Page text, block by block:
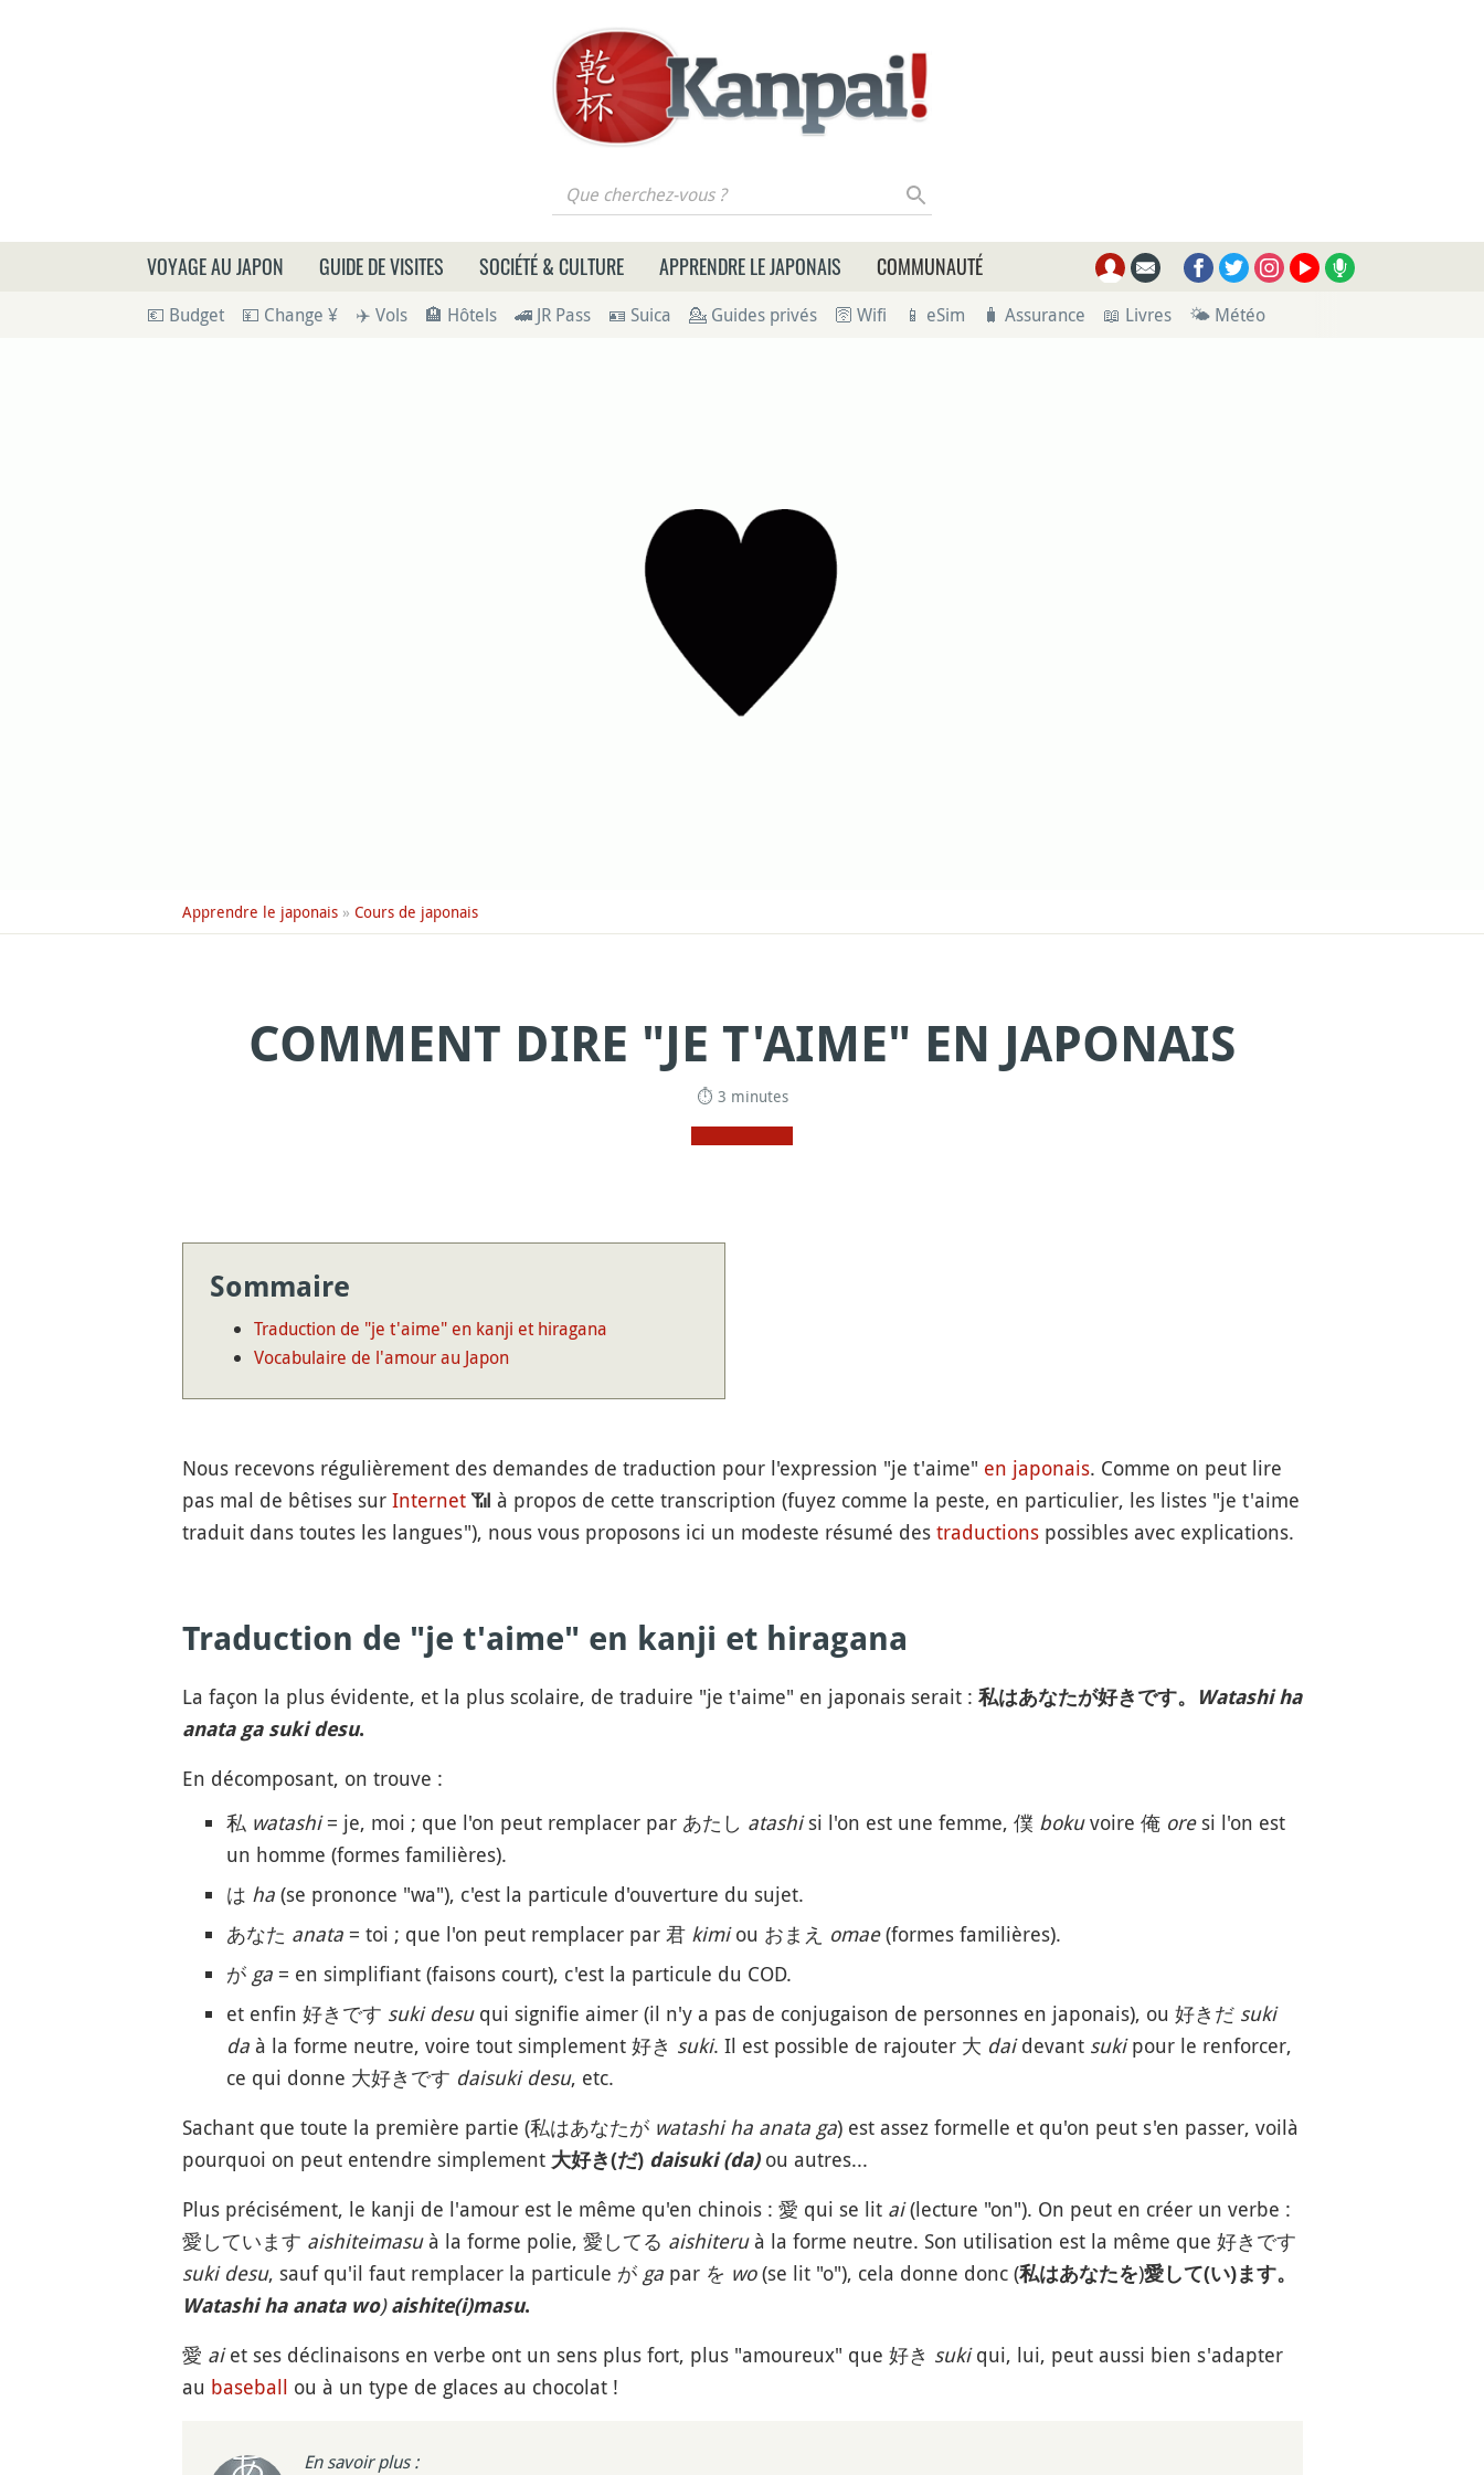
Que cherchez-vous ?
VOYAGE AU JAPON GUIDE DE VISITES SOCIÉTÉ & CULTURE APPRENDRE LE JAPONAIS COMMUNAUTÉ
💶 Budget 💴 Change ¥ ✈️ Vols 🏨 Hôtels 🚄 JR Pass 🪪 Suica 💁 Guides privés 🛜 Wifi 📱 eSim 🧳 Assurance 📖 Livres 🌤 Météo
Apprendre le japonais» Cours de japonais
COMMENT DIRE "JE T'AIME" EN JAPONAIS
⏱ 3 minutes
Sommaire
Traduction de "je t'aime" en kanji et hiragana
Vocabulaire de l'amour au Japon
Nous recevons régulièrement des demandes de traduction pour l'expression "je t'aime" en japonais. Comme on peut lire
pas mal de bêtises sur Internet 📶 à propos de cette transcription (fuyez comme la peste, en particulier, les listes "je t'aime
traduit dans toutes les langues"), nous vous proposons ici un modeste résumé des traductionspossibles avec explications.
Traduction de "je t'aime" en kanji et hiragana
La façon la plus évidente, et la plus scolaire, de traduire "je t'aime" en japonais serait : 私はあなたが好きです。
Watashi ha
anata ga suki desu.
En décomposant, on trouve :
私 watashi= je, moi ; que l'on peut remplacer par あたし atashisi l'on est une femme, 僕 bokuvoire 俺 oresi l'on est
un homme (formes familières).
は ha(se prononce "wa"), c'est la particule d'ouverture du sujet.
あなた anata= toi ; que l'on peut remplacer par 君 kimiou おまえ omae(formes familières).
が ga= en simplifiant (faisons court), c'est la particule du COD.
et enfin 好きです suki desuqui signifie aimer (il n'y a pas de conjugaison de personnes en japonais), ou 好きだ suki
daà la forme neutre, voire tout simplement 好き suki. Il est possible de rajouter 大 daidevant sukipour le renforcer,
ce qui donne 大好きです daisuki desu, etc.
Sachant que toute la première partie (私はあなたが watashi ha anata ga) est assez formelle et qu'on peut s'en passer, voilà
pourquoi on peut entendre simplement 大好き(だ) daisuki (da)ou autres...
Plus précisément, le kanji de l'amour est le même qu'en chinois : 愛 qui se lit ai(lecture "on"). On peut en créer un verbe :
愛しています aishiteimasuà la forme polie, 愛してる aishiteruà la forme neutre. Son utilisation est la même que 好きです
suki desu, sauf qu'il faut remplacer la particule が gapar を wo(se lit "o"), cela donne donc (私はあなたを)愛して(い)ます。
Watashi ha anata wo)aishite(i)masu.
愛 aiet ses déclinaisons en verbe ont un sens plus fort, plus "amoureux" que 好き sukiqui, lui, peut aussi bien s'adapter
au baseball ou à un type de glaces au chocolat !
En savoir plus :